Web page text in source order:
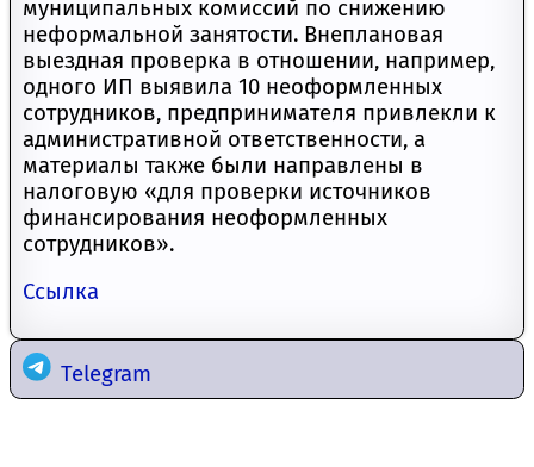
муниципальных комиссий по снижению
неформальной занятости. Внеплановая
выездная проверка в отношении, например,
одного ИП выявила 10 неоформленных
сотрудников, предпринимателя привлекли к
административной ответственности, а
материалы также были направлены в
налоговую «для проверки источников
финансирования неоформленных
сотрудников».
Ссылка
Telegram